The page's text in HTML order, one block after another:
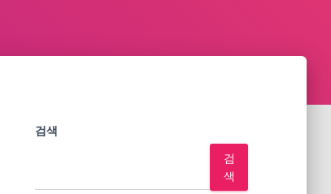
검색
검
색